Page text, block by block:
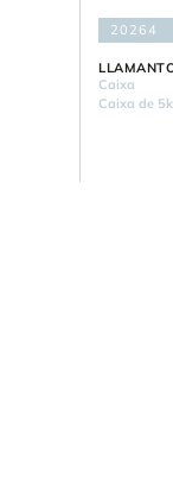
20264
Caixa
Caixa de 5k